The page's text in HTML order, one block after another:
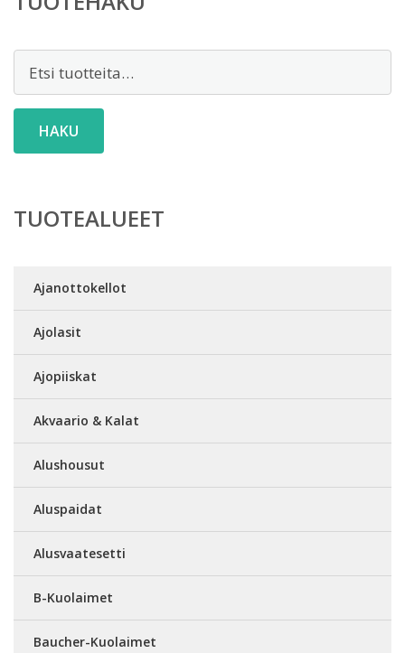
HAKU
TUOTEALUEET
Ajanottokellot
Ajolasit
Ajopiiskat
Akvaario & Kalat
Alushousut
Aluspaidat
Alusvaatesetti
B-Kuolaimet
Baucher-Kuolaimet